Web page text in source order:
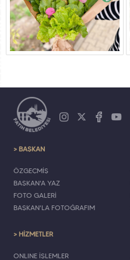
> BAŞKAN
ÖZGEÇMİŞ
BAŞKAN'A YAZ
FOTO GALERİ
BAŞKAN'LA FOTOĞRAFIM
> HİZMETLER
ONLINE İŞLEMLER